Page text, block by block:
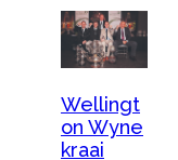
Wellingt
on Wyne
kraai